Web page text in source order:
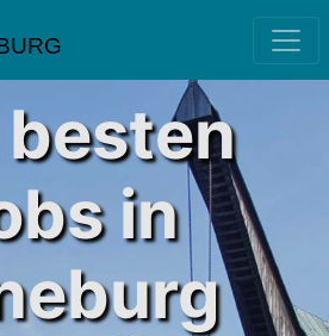
besten
in